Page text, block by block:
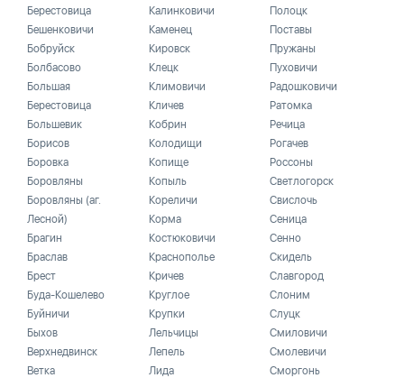
Берестовица
Бешенковичи
Бобруйск
Болбасово
Большая
Берестовица
Большевик
Борисов
Боровка
Боровляны
Боровляны (аг.
Лесной)
Брагин
Браслав
Брест
Буда-Кошелево
Буйничи
Быхов
Верхнедвинск
Ветка
Калинковичи
Каменец
Кировск
Клецк
Климовичи
Кличев
Кобрин
Колодищи
Копище
Копыль
Кореличи
Корма
Костюковичи
Краснополье
Кричев
Круглое
Крупки
Лельчицы
Лепель
Лида
Полоцк
Поставы
Пружаны
Пуховичи
Радошковичи
Ратомка
Речица
Рогачев
Россоны
Светлогорск
Свислочь
Сеница
Сенно
Скидель
Славгород
Слоним
Слуцк
Смиловичи
Смолевичи
Сморгонь